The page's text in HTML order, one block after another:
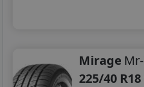
Mirage
225/40 R18